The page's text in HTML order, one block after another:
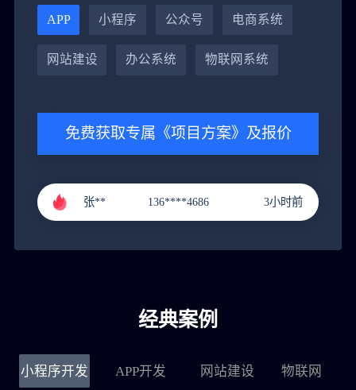
APP 小程序 公众号 电商系统
网站建设 办公系统 物联网系统
免费获取专属《项目方案》及报价
李** 131****9211 2小时前
黄** 151****9288 4小时前
经典案例
小程序开发 APP开发 网站建设 物联网